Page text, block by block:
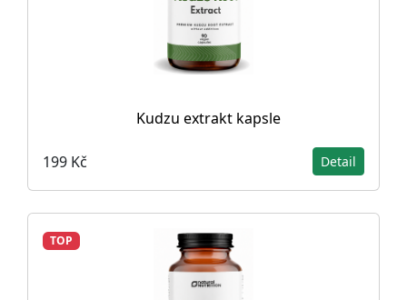
Kudzu extrakt kapsle
199 Kč Detail
TOP